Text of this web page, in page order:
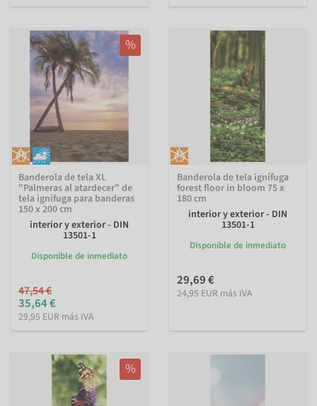
%
Banderola de tela XL
"Palmeras al atardecer" de
tela ignífuga para banderas
150 x 200 cm
interior y exterior - DIN
13501-1
Disponible de inmediato
47,54 €
35,64 €
29,95 EUR más IVA
Banderola de tela ignífuga
forest floor in bloom 75 x
180 cm
interior y exterior - DIN
13501-1
Disponible de inmediato
29,69 €
24,95 EUR más IVA
%